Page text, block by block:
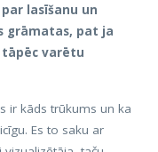
lasīšanu un
grāmatas, pat ja
varētu
ir kāds trūkums un ka
Es to saku ar